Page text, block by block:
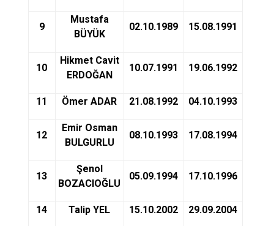
9
Mustafa
BÜYÜK
02.10.1989 15.08.1991
10
Hikmet Cavit
ERDOĞAN
10.07.1991 19.06.1992
11 Ömer ADAR 21.08.1992 04.10.1993
12
Emir Osman
BULGURLU
08.10.1993 17.08.1994
13
Şenol
BOZACIOĞLU
05.09.1994 17.10.1996
14 Talip YEL 15.10.2002 29.09.2004